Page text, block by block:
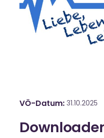
VÖ-Datum 31.10.2025